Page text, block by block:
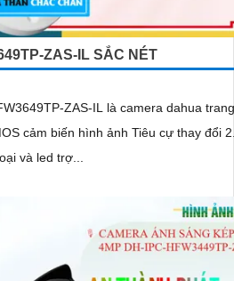
ZAS-IL SẮC NÉT
ZAS-IL là camera dahua
cảm biến hình ảnh Tiêu cự thay đổi
và led trợ...